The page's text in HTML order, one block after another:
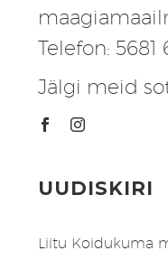
Telefon: 5681
Jälgi meid
UUDISKIRI
Liitu Koidukuma